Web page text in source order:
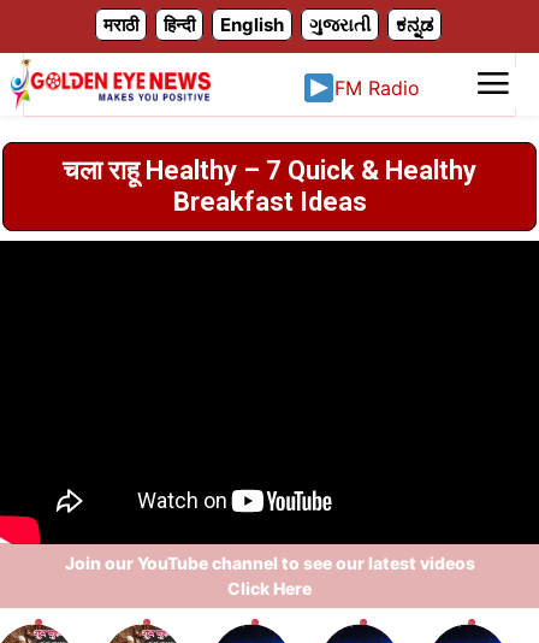
मराठी हिन्दी English ગુજરાતી ಕನ್ನಡ
FM Radio
चला राहू Healthy – 7 Quick & Healthy
Breakfast Ideas
Join our YouTube channel to see our latest videos
Click Here